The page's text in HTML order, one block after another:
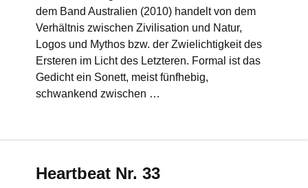
dem Band Australien (2010) handelt von dem
Verhältnis zwischen Zivilisation und Natur,
Logos und Mythos bzw. der Zwielichtigkeit des
Ersteren im Licht des Letzteren. Formal ist das
Gedicht ein Sonett, meist fünfhebig,
schwankend zwischen …
Heartbeat Nr. 33